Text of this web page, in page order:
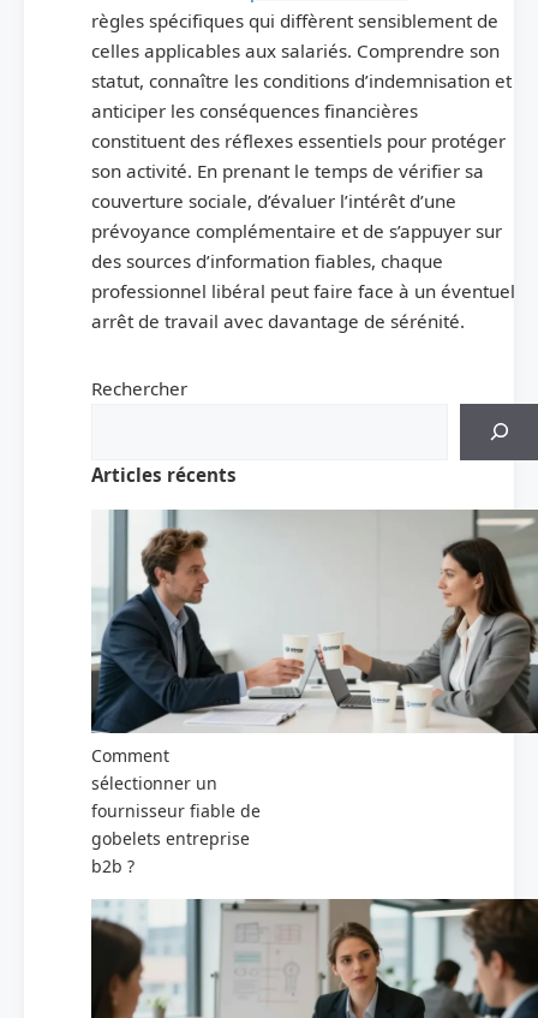
règles spécifiques qui diffèrent sensiblement de
celles applicables aux salariés. Comprendre son
statut, connaître les conditions d’indemnisation et
anticiper les conséquences financières
constituent des réflexes essentiels pour protéger
son activité. En prenant le temps de vérifier sa
couverture sociale, d’évaluer l’intérêt d’une
prévoyance complémentaire et de s’appuyer sur
des sources d’information fiables, chaque
professionnel libéral peut faire face à un éventuel
arrêt de travail avec davantage de sérénité.
Rechercher
Articles récents
Comment
sélectionner un
fournisseur fiable de
gobelets entreprise
b2b ?